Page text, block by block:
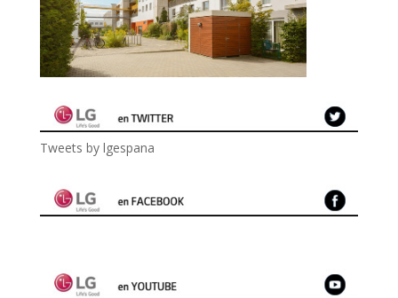
Tweets by lgespana